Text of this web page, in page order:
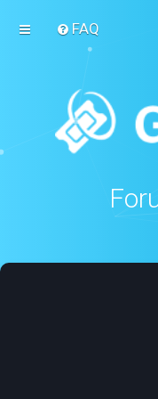
FAQ